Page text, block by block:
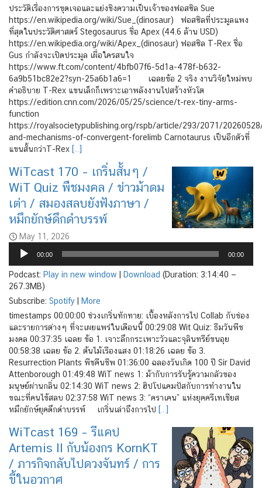
ประวัติเรื่องการขุดเจอและแย่งชิงความเป็นเจ้าของฟอสซิล Sue
https://en.wikipedia.org/wiki/Sue_(dinosaur) ฟอสซิลที่ประมูลแพง
ที่สุดในประวัติศาสตร์ Stegosaurus ชื่อ Apex (44.6 ล้าน USD)
https://en.wikipedia.org/wiki/Apex_(dinosaur) ฟอสซิล T-Rex ชื่อ
Gus กำลังจะเปิดประมูล เผื่อใครสนใจ
https://www.ft.com/content/4bfb07f6-5d1a-478f-b632-
6a9b51bc82e2?syn-25a6b1a6=1 เฉลยข้อ 2 จริง งานวิจัยใหม่พบ
คำอธิบาย T-Rex แขนเล็กก็เพราะเอาพลังงานไปสร้างหัวโต
https://edition.cnn.com/2026/05/25/science/t-rex-tiny-arms-
function
https://royalsocietypublishing.org/rspb/article/293/2071/
and-mechanisms-of-convergent-forelimb Carnotaurus เป็นอีกตัวที่
แขนสั้นกว่าT-Rex […]
WiTcast 170 – เกริ่นสั้นๆ /
WiT Quiz พืชมงคล / ข่าวม้าดม
เต่า / สมองสลบยังฟังภาษา /
หมึกยักษ์ดึกดำบรรพ์
May 11, 2026
Audio
Player
00:00 00:00
Podcast: Play in new window Download (Duration: 3:14:40 —
267.3MB)
Subscribe: Spotify
More
timestamps 00:00:00 ช่วงเกริ่นทักทาย: เบื้องหลังการไป Collab กับช่อง
และรายการต่างๆ ที่จะเผยแพร่ในเดือนนี้ 00:29:08 Wit Quiz: ธีมวันพืช
มงคล 00:37:35 เฉลย ข้อ 1. เจาะลึกกระเพาะวัวและจุลินทรีย์ขนอุย
00:58:38 เฉลย ข้อ 2. ต้นไม้เรืองแสง 01:18:26 เฉลย ข้อ 3.
Resurrection Plants พืชคืนชีพ 01:36:00 ฉลองวันเกิด 100 ปี Sir David
Attenborough 01:49:48 WiT news 1: ม้ากับการรับรู้ความกลัวของ
มนุษย์ผ่านกลิ่น 02:14:30 WiT news 2: ฮิปโปแคมปัสกับการทำงานใน
ขณะที่คนไข้สลบ 02:37:58 WiT news 3: “คราเคน” แห่งยุคครีเทเชียส
หมึกยักษ์ยุคดึกดำบรรพ์ เกริ่นเล่าถึงการไป […]
WiTcast 169 – รีแคป
Artemis II กับน้องกร KornKT
/ ภารกิจกลับไปดวงจันทร์ / การ
ขี้ในอวกาศ